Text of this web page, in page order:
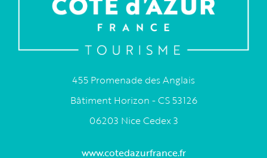
455 Promenade des Anglais
Bâtiment Horizon - CS 53126
06203 Nice Cedex 3
www.cotedazurfrance.fr